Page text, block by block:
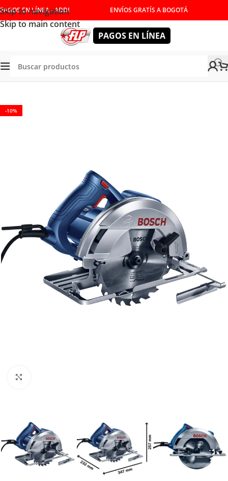
Skip to navigation
Skip to main content
PAGOS EN LÍNEA - ADDI ENVÍOS GRATÍS A BOGOTÁ
PAGOS EN LÍNEA
Tienda/HERRAMIENTAS ELÉCTRICAS
-10%